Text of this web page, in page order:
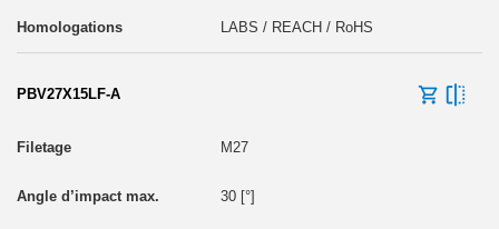
LABS / REACH / RoHS
PBV27X15LF-A
M27
30 [°]